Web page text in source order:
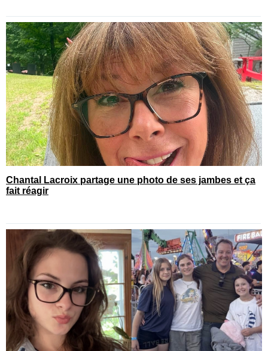
Chantal Lacroix partage une photo de ses jambes et ça
fait réagir